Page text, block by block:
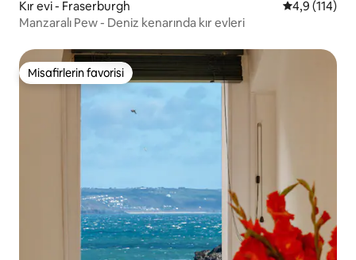
Kır evi - Fraserburgh 5 üzerinden
4,9 (114)
Manzaralı Pew - Deniz kenarında kır evleri
Misafirlerin favorisi
Misafirlerin favorisi